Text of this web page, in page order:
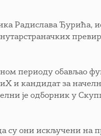
Радислава Ђурића,
периоду обављао
и кандидат за
је одборник у
они искључени на